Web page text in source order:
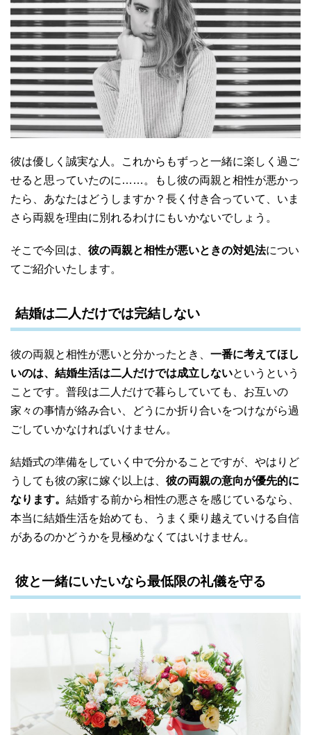
彼は優しく誠実な人。これからもずっと一緒に楽しく過ご
せると思っていたのに……。もし彼の両親と相性が悪かっ
たら、あなたはどうしますか？長く付き合っていて、いま
さら両親を理由に別れるわけにもいかないでしょう。
そこで今回は、 彼の両親と相性が悪いときの対処法につい
てご紹介いたします。
結婚は二人だけでは完結しない
彼の両親と相性が悪いと分かったとき、 一番に考えてほし
いのは、結婚生活は二人だけでは成立しないというという
ことです。普段は二人だけで暮らしていても、お互いの
家々の事情が絡み合い、どうにか折り合いをつけながら過
ごしていかなければいけません。
結婚式の準備をしていく中で分かることですが、やはりど
うしても彼の家に嫁ぐ以上は、 彼の両親の意向が優先的に
なります。 結婚する前から相性の悪さを感じているなら、
本当に結婚生活を始めても、うまく乗り越えていける自信
があるのかどうかを見極めなくてはいけません。
彼と一緒にいたいなら最低限の礼儀を守る